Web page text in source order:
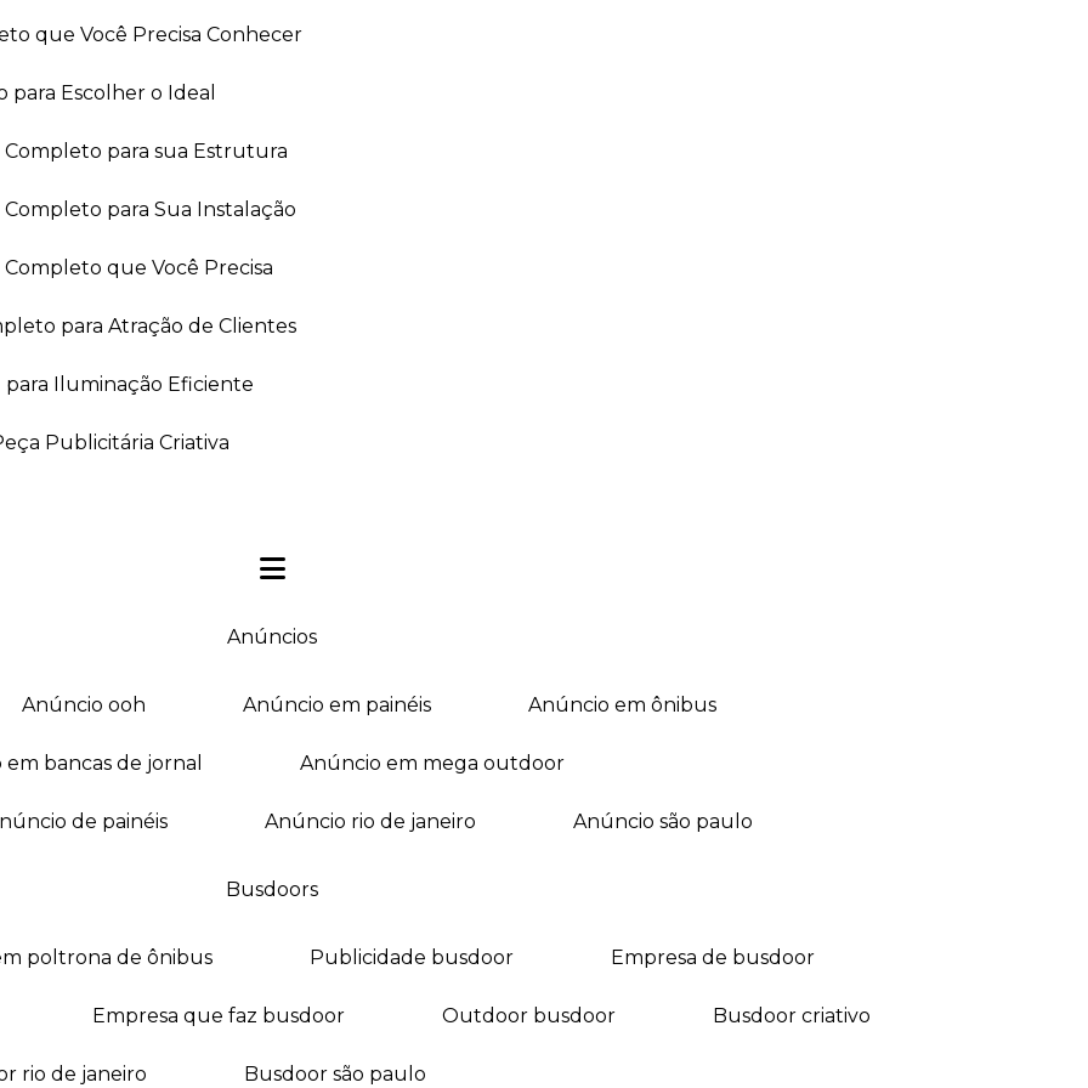
que Você Precisa Conhecer
para Escolher o Ideal
Completo para sua Estrutura
para Sua Instalação
que Você Precisa
para Atração de Clientes
para Iluminação Eficiente
Publicitária Criativa
anúncios
anúncio ooh anúncio em painéis anúncio em ônibus
em bancas de jornal anúncio em mega outdoor
anúncio de painéis anúncio rio de janeiro anúncio são paulo
busdoors
poltrona de ônibus publicidade busdoor empresa de busdoor
empresa que faz busdoor outdoor busdoor busdoor criativo
rio de janeiro busdoor são paulo